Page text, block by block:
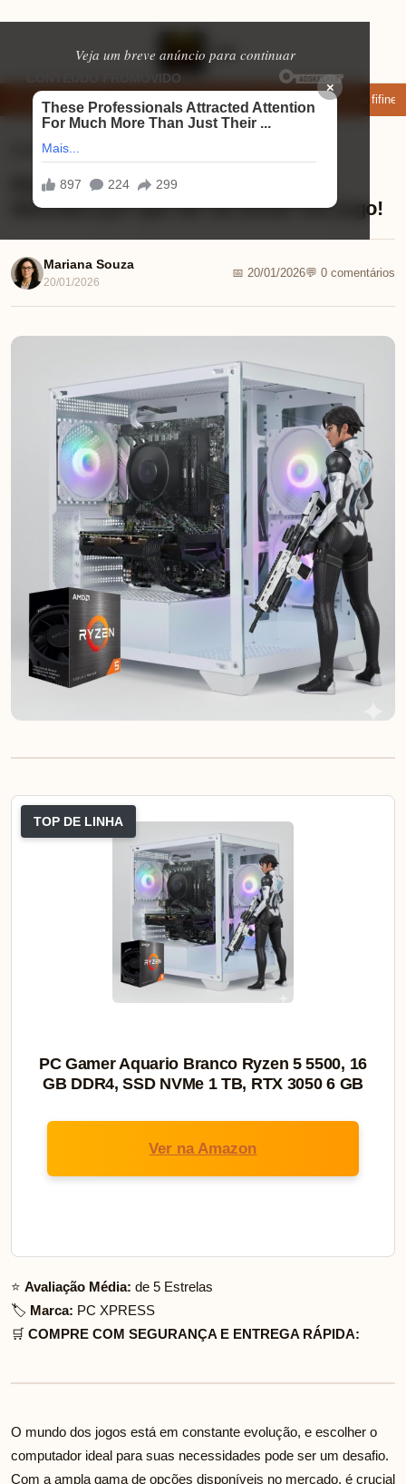
Veja um breve anúncio para continuar
×
apps de namoro que permitem enviar fotos e vídeos Microfone fifine
Eletrônicos
Review PC Gamer Aquario Branco:
descubra por que ele vai elevar seu jogo!
Mariana Souza
20/01/2026
📅 20/01/2026💬 0 comentários
TOP DE LINHA
PC Gamer Aquario Branco Ryzen 5 5500, 16
GB DDR4, SSD NVMe 1 TB, RTX 3050 6 GB
Ver na Amazon
⭐ Avaliação Média: de 5 Estrelas
🏷️ Marca: PC XPRESS
🛒 COMPRE COM SEGURANÇA E ENTREGA RÁPIDA:
O mundo dos jogos está em constante evolução, e escolher o
computador ideal para suas necessidades pode ser um desafio.
Com a ampla gama de opções disponíveis no mercado, é crucial